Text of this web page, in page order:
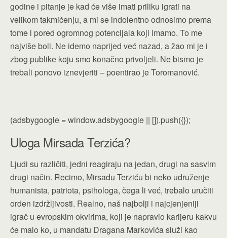
godine i pitanje je kad će više imati priliku igrati na
velikom takmičenju, a mi se indolentno odnosimo prema
tome i pored ogromnog potencijala koji imamo. To me
najviše boli. Ne idemo naprijed već nazad, a žao mi je i
zbog publike koju smo konačno privoljeli. Ne bismo je
trebali ponovo iznevjeriti – poentirao je Toromanović.
(adsbygoogle = window.adsbygoogle || []).push({});
Uloga Mirsada Terzića?
Ljudi su različiti, jedni reagiraju na jedan, drugi na sasvim
drugi način. Recimo, Mirsadu Terziću bi neko udruženje
humanista, patriota, psihologa, čega li već, trebalo uručiti
orden izdržljivosti. Realno, naš najbolji i najcjenjeniji
igrač u evropskim okvirima, koji je napravio karijeru kakvu
će malo ko, u mandatu Dragana Markovića služi kao